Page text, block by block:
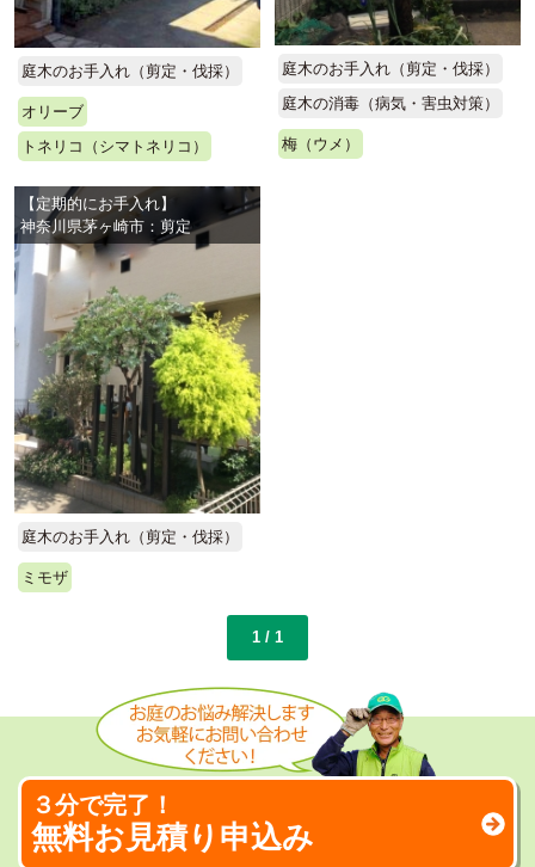
庭木のお手入れ（剪定・伐採）
オリーブ
トネリコ（シマトネリコ）
庭木のお手入れ（剪定・伐採）
庭木の消毒（病気・害虫対策）
梅（ウメ）
【定期的にお手入れ】
神奈川県茅ヶ崎市：剪定
庭木のお手入れ（剪定・伐採）
ミモザ
1 / 1
３分で完了！
無料お見積り申込み